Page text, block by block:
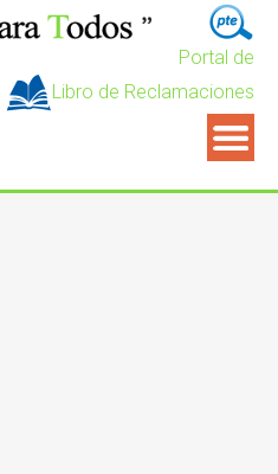
Portal de
Libro de Reclamaciones